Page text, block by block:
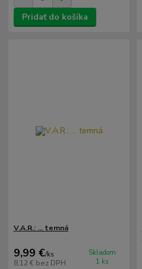
Pridať do košíka
V.A.R.: ... temná
9,99 €/ks
8,12 € bez DPH
Skladom
1 ks